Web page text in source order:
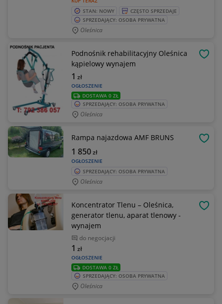
STAN: NOWY
CZĘSTO SPRZEDAJE
SPRZEDAJĄCY: OSOBA PRYWATNA
Oleśnica
Podnośnik rehabilitacyjny Oleśnica
kąpielowy wynajem
OGŁOSZENIE
1 zł
DOSTAWA 0 ZŁ
SPRZEDAJĄCY: OSOBA PRYWATNA
Oleśnica
Rampa najazdowa AMF BRUNS
OGŁOSZENIE
1 850zł
SPRZEDAJĄCY: OSOBA PRYWATNA
Oleśnica
Koncentrator Tlenu – Oleśnica,
generator tlenu, aparat tlenowy -
wynajem
do negocjacji
OGŁOSZENIE
1 zł
DOSTAWA 0 ZŁ
SPRZEDAJĄCY: OSOBA PRYWATNA
Oleśnica